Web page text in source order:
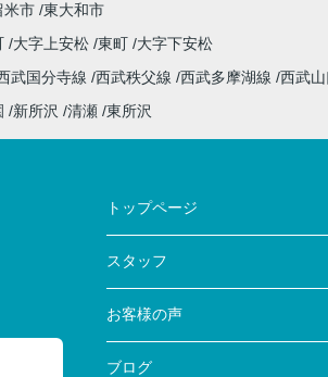
米市 東大和市
大字上安松 東町 大字下安松
武国分寺線 西武秩父線 西武多摩湖線 西武
新所沢 清瀬 東所沢
トップページ
スタッフ
お客様の声
ブログ